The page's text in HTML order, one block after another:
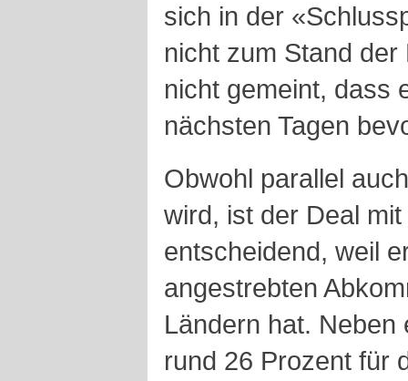
sich in der
nicht zum Stand
nicht gemeint, dass
nächsten Tagen
Obwohl parallel
wird, ist der Deal
entscheidend, weil
angestrebten
Ländern hat. Neben
rund 26 Prozent für